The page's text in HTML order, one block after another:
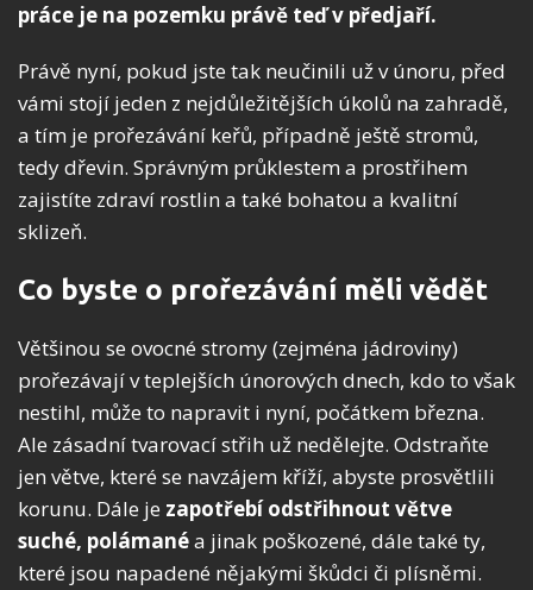
práce je na pozemku právě teď v předjaří.
Právě nyní, pokud jste tak neučinili už v únoru, před
vámi stojí jeden z nejdůležitějších úkolů na zahradě,
a tím je prořezávání keřů, případně ještě stromů,
tedy dřevin. Správným průklestem a prostřihem
zajistíte zdraví rostlin a také bohatou a kvalitní
sklizeň.
Co byste o prořezávání měli vědět
Většinou se ovocné stromy (zejména jádroviny)
prořezávají v teplejších únorových dnech, kdo to však
nestihl, může to napravit i nyní, počátkem března.
Ale zásadní tvarovací střih už nedělejte. Odstraňte
jen větve, které se navzájem kříží, abyste prosvětlili
korunu. Dále je zapotřebí odstřihnout větve
suché, polámanéa jinak poškozené, dále také ty,
které jsou napadené nějakými škůdci či plísněmi.